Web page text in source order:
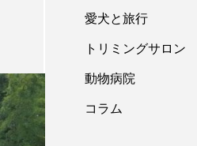
愛犬と旅行
トリミングサロン
動物病院
コラム